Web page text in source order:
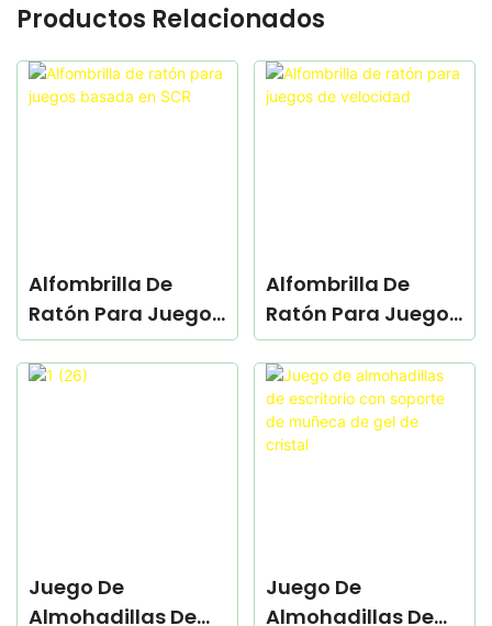
Productos Relacionados
Alfombrilla De
Ratón Para Juegos
Basada En SCR
Alfombrilla De
Ratón Para Juegos
De Velocidad
Juego De
Almohadillas De
Juego De
Almohadillas De